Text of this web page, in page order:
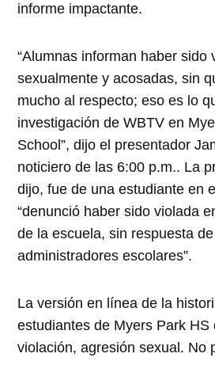
informe impactante.
“Alumnas informan haber sido
sexualmente y acosadas, sin
mucho al respecto; eso es lo
investigación de WBTV en
School”, dijo el presentador
noticiero de las 6:00 p.m.. La
dijo, fue de una estudiante en
“denunció haber sido violada
de la escuela, sin respuesta
administradores escolares”.
La versión en línea de la
estudiantes de Myers Park HS
violación, agresión sexual. No